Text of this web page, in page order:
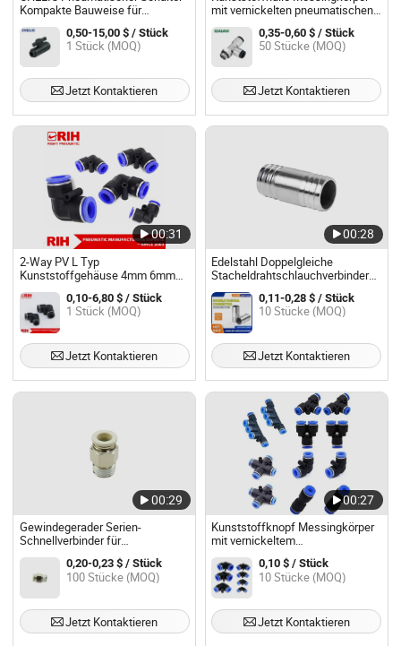
Kompakte Bauweise für
platzbegrenzte Umgebungen mit
stabiler Abdichtung und
Leckageverhinderung
0,50-15,00 $ / Stück
1 Stück (MOQ)
Jetzt Kontaktieren
mit vernickelten pneumatischen
Anschlüssen Luft-
Schnellverbinder0,35-0,60 $ / Stück
50 Stücke (MOQ)
Jetzt Kontaktieren
00:31
2-Way PV L Typ
Kunststoffgehäuse 4mm 6mm
8mm 10mm Kunststoffrohr
Schnellverbinder Schlauch
Schwarz Pneumatische
Verbindung
0,10-6,80 $ / Stück
1 Stück (MOQ)
Jetzt Kontaktieren
00:28
Edelstahl Doppelgleiche
Stacheldrahtschlauchverbinder
Weichrohrverbindungsstück
0,11-0,28 $ / Stück
10 Stücke (MOQ)
Jetzt Kontaktieren
00:29
Gewindegerader Serien-
Schnellverbinder für
Druckluftschlauchanschluss
0,20-0,23 $ / Stück
100 Stücke (MOQ)
Jetzt Kontaktieren
00:27
Kunststoffknopf Messingkörper
mit vernickeltem
Druckrohranschluss
pneumatisches Rohr L
Luftanschluss für PU-Rohr
0,10 $ / Stück
10 Stücke (MOQ)
Jetzt Kontaktieren